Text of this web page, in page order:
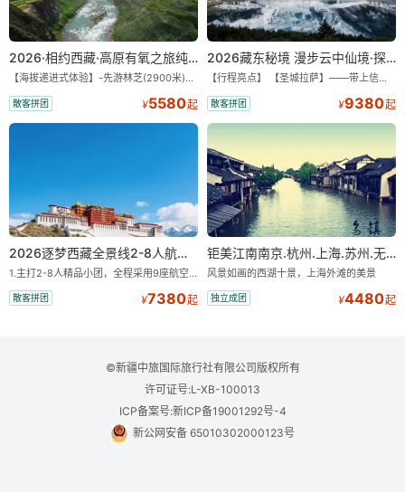
2026·相约西藏·高原有氧之旅纯玩9/11日游
【海拔递进式体验】-先游林芝(2900米)再访拉萨(3650米)，亲测 99%游客零高反 。 【贴心保障】-全程配备便携式制氧机，高反根本不是事儿 ！ 【无人机航拍】-雪山/圣湖/峡谷/古寺民俗深度串联，「随车航拍」大片呈现 。 【特色美食】-石锅鸡热腾腾的烟火气，当地特色烤羊宴，欢快的篝火歌舞 。 【沉浸式体验】-赠送藏装旅拍，夜游布达拉宫，让旅程成为有温度的记忆 。 【绝美风光】-醉美318穿越云端，林芝秘境藏地江南，羊卓雍措上帝打翻的调色盘 。
散客拼团 ¥5580起
2026藏东秘境 漫步云中仙境·探秘世外桃源·纯玩11/13日
【行程亮点】 【圣城拉萨】——带上信心与信仰去西藏，行吟拉萨，感受这座城与生俱来的与众不同！ 【布达拉宫】——集宫殿城堡寺院于一体的宏伟建筑，是西藏最完整的古代宫堡建筑群！ 【巴松措】——西藏首个自然风景类国家5A级旅游风景区 【鲁朗小镇】——藏语龙王谷，神仙居住的地方 【米堆冰川】——中国三大海洋冰川之一 【然乌湖】——静谧然乌，它的静和蓝远近闻名！ 【莲花秘境墨脱】——隐藏的莲花、云里雾里，雪山之下，被称为“中国最后一个世外桃源”。 【雅鲁藏布大峡谷】——世界最深最长的河流峡谷，地球上“最后的秘境”，“最美的伤痕”！ 【索松村】——索松村位于西藏林芝地区，是一个被誉为“藏地最美村庄”的地方！ 【南迦巴瓦峰】——南迦巴瓦峰用“长矛直刺苍穹”形容它，尤其它的日落金山，气吞山河 【特别赠送】——藏装写真、哈达礼遇、缓解高反 便携式氧气1瓶/人
散客拼团 ¥9380起
2026逐梦西藏全景线2-8人航空座椅小团
1.主打2-8人精品小团，全程采用9座航空座椅车型（360度环抱式座舱），提供VIP级别的舒适出行体验 。供氧保障： 2.全程入住舒适型含氧酒店（低海拔的索松村和林芝除外），并贴心赠送3L氧气和大衣，极大缓解游客的高原反应焦虑 。 3.不走回头路：路线经过精心策划，全程不走回头路，主打深度边境游，随走随停 。 深度纯玩：主打“深度纯玩·精华景点”，把时间全部留给心中的震撼与眼中的美景 。 最长国道：打卡中国最长国道219，畅游珠峰东坡 。
散客拼团 ¥7380起
钜美江南南京.杭州.上海.苏州.无锡+双水乡“乌镇.西塘”双飞8日游【一价全含零自费】
风景如画的西湖十景，上海外滩的美景
独立成团 ¥4480起
©新疆中旅国际旅行社有限公司版权所有
许可证号:L-XB-100013
ICP备案号:新ICP备19001292号-4
新公网安备 65010302000123号